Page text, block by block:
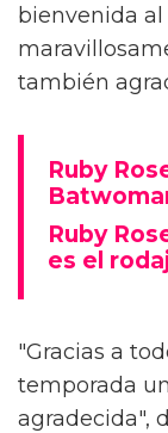
bienvenida
también
Ruby
Ruby
es el
"Gracias a
temporada
agradecida",